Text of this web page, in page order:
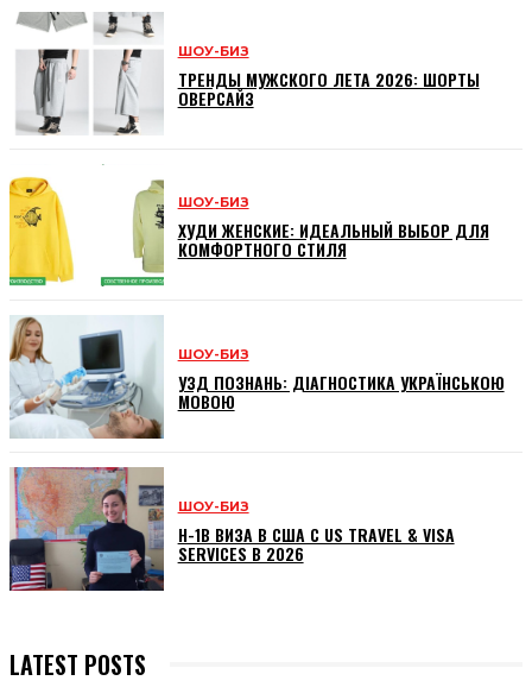
ШОУ-БИЗ
ТРЕНДЫ МУЖСКОГО ЛЕТА 2026: ШОРТЫ
ОВЕРСАЙЗ
ШОУ-БИЗ
ХУДИ ЖЕНСКИЕ: ИДЕАЛЬНЫЙ ВЫБОР ДЛЯ
КОМФОРТНОГО СТИЛЯ
ШОУ-БИЗ
УЗД ПОЗНАНЬ: ДІАГНОСТИКА УКРАЇНСЬКОЮ
МОВОЮ
ШОУ-БИЗ
H-1B ВИЗА В США С US TRAVEL & VISA
SERVICES В 2026
LATEST POSTS